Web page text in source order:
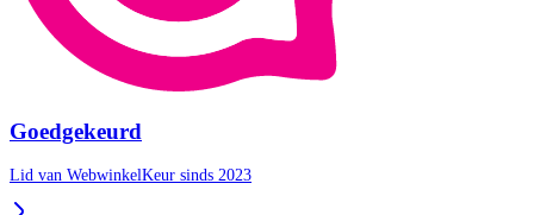
Goedgekeurd
Lid van WebwinkelKeur sinds 2023